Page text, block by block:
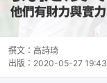
撰文： 高詩琦
出版： 2020-05-27 19:43